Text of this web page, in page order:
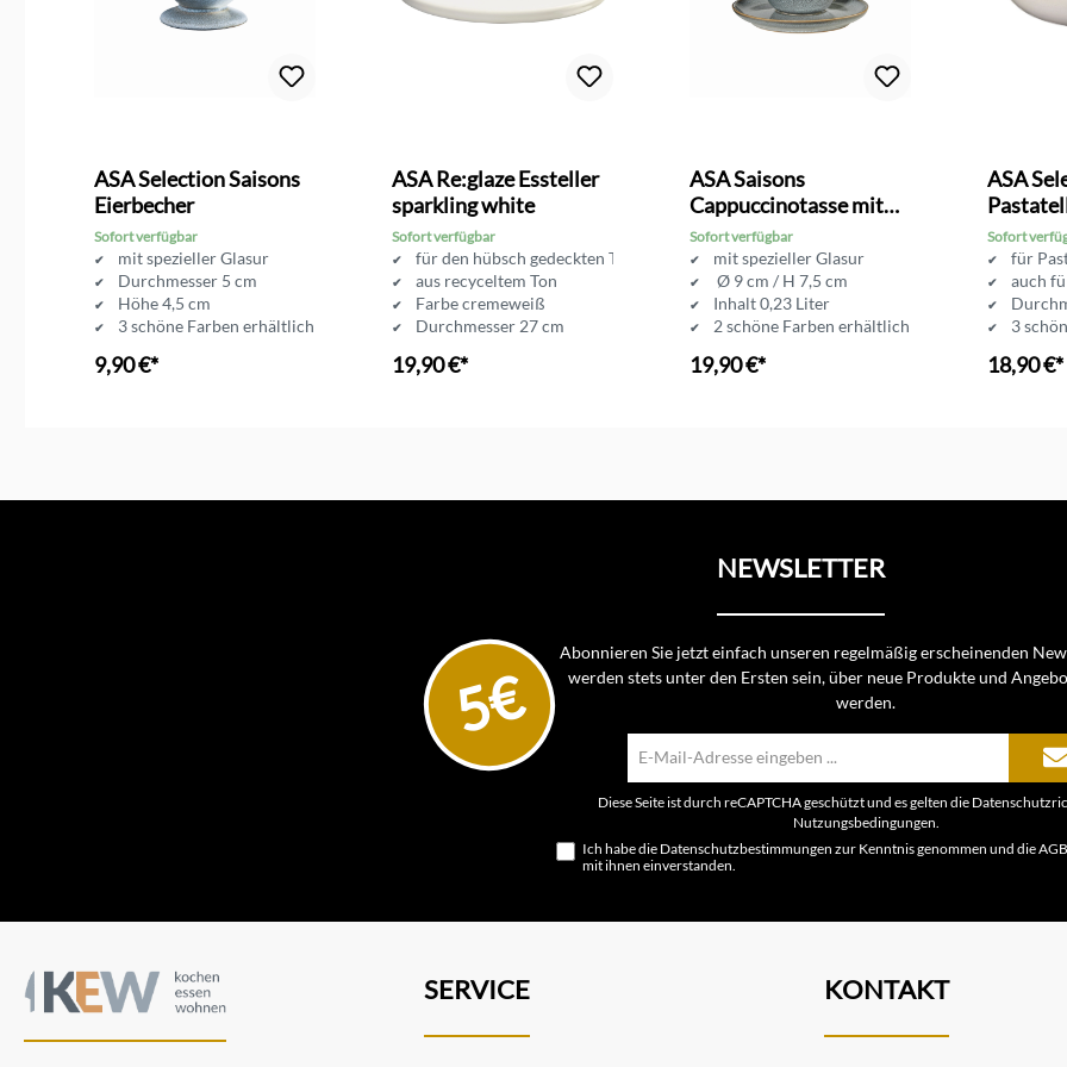
ASA Selection Saisons
Eierbecher
Sofort verfügbar
mit spezieller Glasur
Durchmesser 5 cm
Höhe 4,5 cm
3 schöne Farben erhältlich
9,90 €*
ASA Re:glaze Essteller
sparkling white
Sofort verfügbar
für den hübsch gedeckten Tisch
aus recyceltem Ton
Farbe cremeweiß
Durchmesser 27 cm
19,90 €*
ASA Saisons
Cappuccinotasse mit
Unterer
Sofort verfügbar
mit spezieller Glasur
Ø 9 cm / H 7,5 cm
Inhalt 0,23 Liter
2 schöne Farben erhältlich
19,90 €*
ASA
Sofort
für
auch
3
18,90 €*
NEWSLETTER
5€
Abonnieren Sie jetzt einfach unseren regelmäßig erscheinenden
werden stets unter den Ersten sein, über neue Produkte und
werden.
Mail-
Adresse*
Diese Seite ist durch reCAPTCHA geschützt und es gelten die
Nutzungsbedingungen
Ich habe die Datenschutzbestimmungen zur Kenntnis genommen und dieAGB
mit ihnen einverstanden.
SERVICE KONTAKT